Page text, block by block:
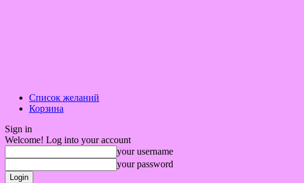
Список желаний
Корзина
Sign in
Welcome! Log into your account
your username
your password